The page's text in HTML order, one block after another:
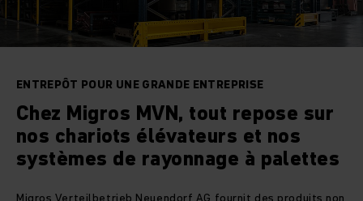
ENTREPÔT POUR UNE GRANDE ENTREPRISE
Chez Migros MVN, tout repose sur
nos chariots élévateurs et nos
systèmes de rayonnage à palettes